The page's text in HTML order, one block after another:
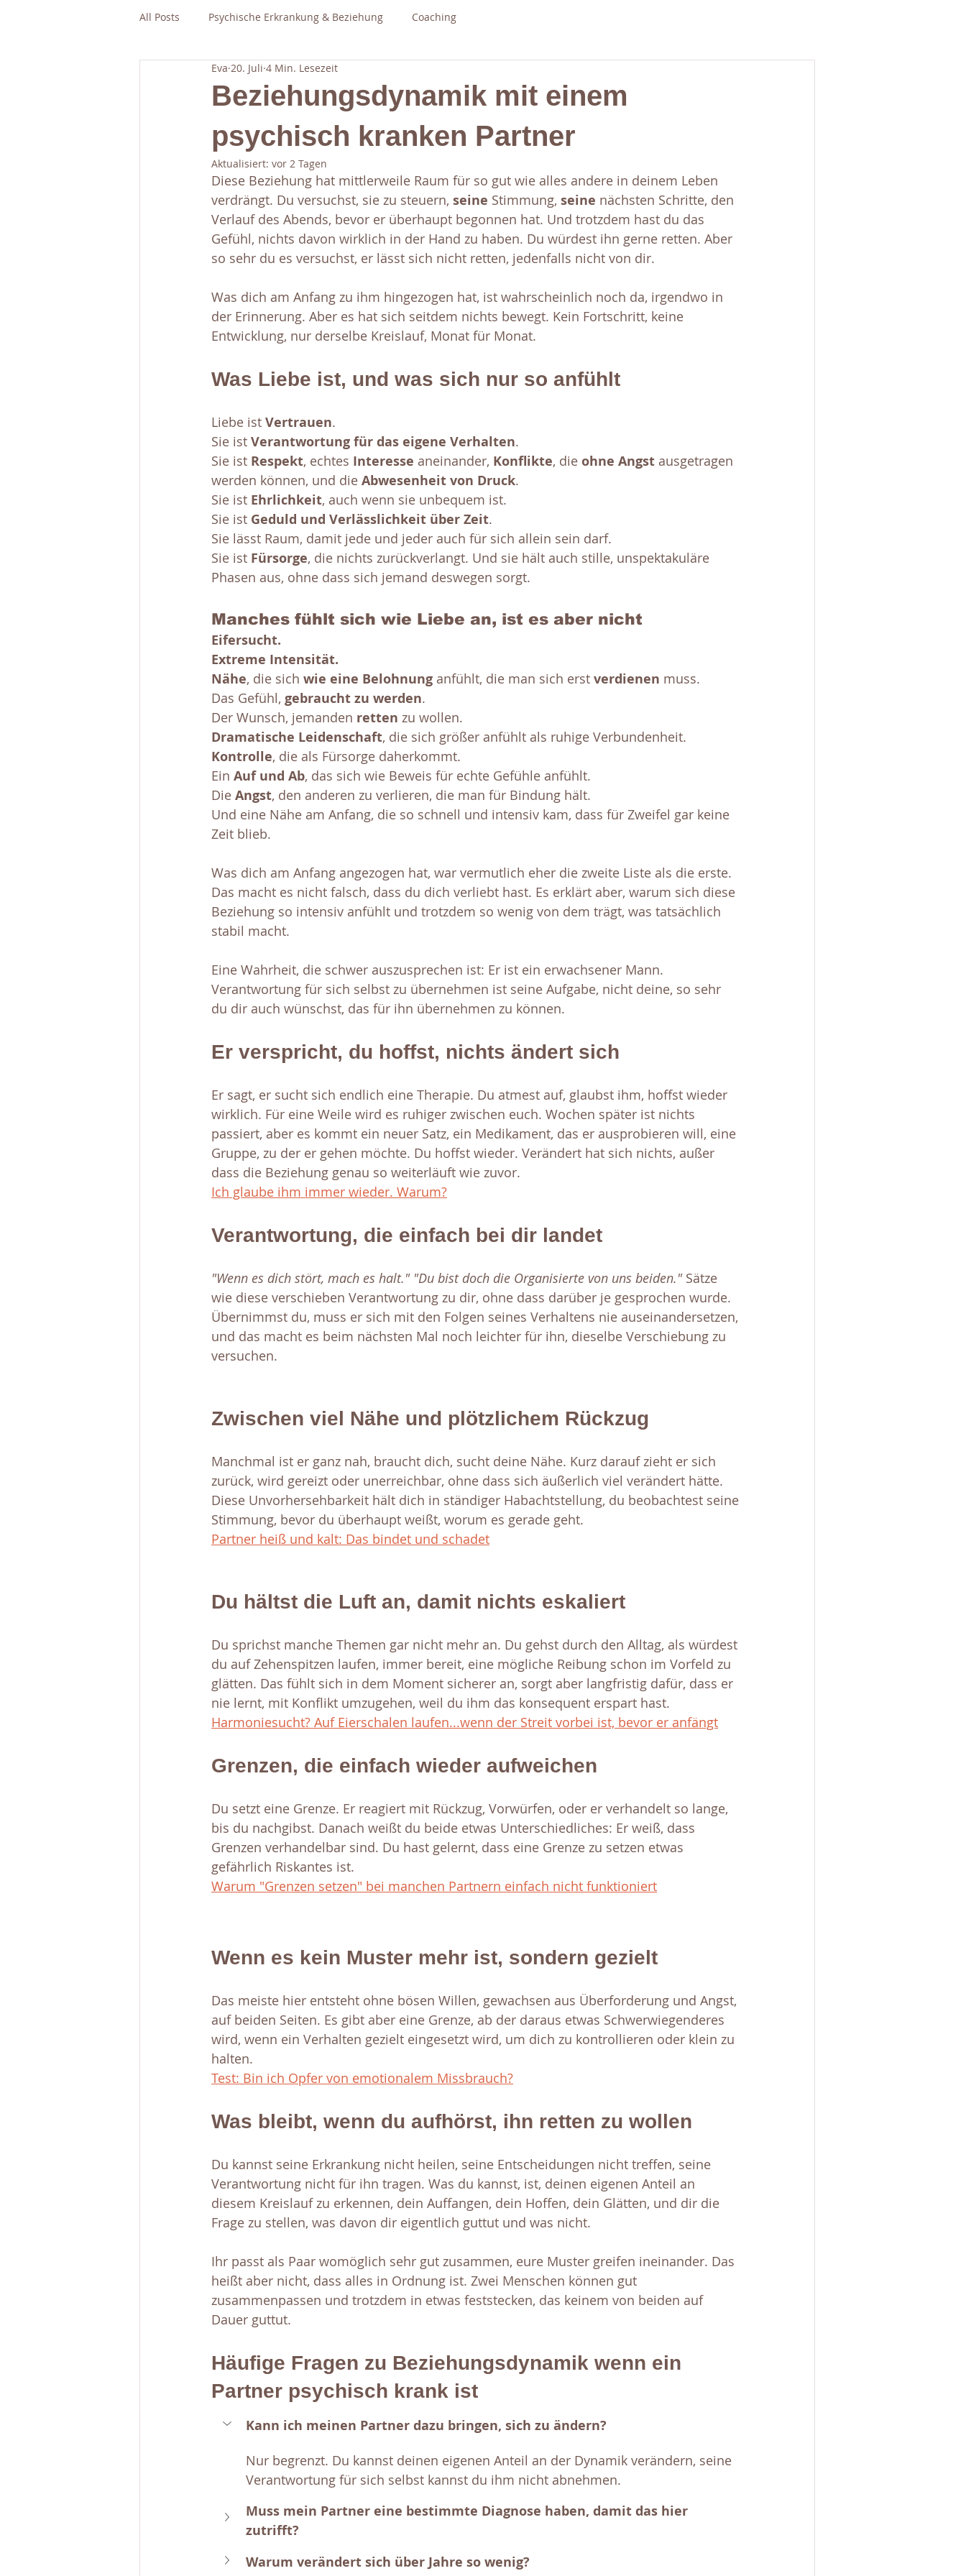
All Posts Psychische Erkrankung & Beziehung Coaching
Beziehungsdynamik mit einem
psychisch kranken Partner
Eva 20. Juli 4 Min. Lesezeit
Aktualisiert: vor 2 Tagen
Diese Beziehung hat mittlerweile Raum für so gut wie alles andere in deinem Leben
verdrängt. Du versuchst, sie zu steuern, seine Stimmung, seine nächsten Schritte, den
Verlauf des Abends, bevor er überhaupt begonnen hat. Und trotzdem hast du das
Gefühl, nichts davon wirklich in der Hand zu haben. Du würdest ihn gerne retten. Aber
so sehr du es versuchst, er lässt sich nicht retten, jedenfalls nicht von dir.
Was dich am Anfang zu ihm hingezogen hat, ist wahrscheinlich noch da, irgendwo in
der Erinnerung. Aber es hat sich seitdem nichts bewegt. Kein Fortschritt, keine
Entwicklung, nur derselbe Kreislauf, Monat für Monat.
Was Liebe ist, und was sich nur so anfühlt
Liebe ist Vertrauen.
Sie ist Verantwortung für das eigene Verhalten.
Sie ist Respekt, echtes Interesse aneinander, Konflikte, die ohne Angst ausgetragen
werden können, und die Abwesenheit von Druck.
Sie ist Ehrlichkeit, auch wenn sie unbequem ist.
Sie ist Geduld und Verlässlichkeit über Zeit.
Sie lässt Raum, damit jede und jeder auch für sich allein sein darf.
Sie ist Fürsorge, die nichts zurückverlangt. Und sie hält auch stille, unspektakuläre
Phasen aus, ohne dass sich jemand deswegen sorgt.
Manches fühlt sich wie Liebe an, ist es aber nicht
Eifersucht.
Extreme Intensität.
Nähe, die sich wie eine Belohnung anfühlt, die man sich erst verdienen muss.
Das Gefühl, gebraucht zu werden.
Der Wunsch, jemanden retten zu wollen.
Dramatische Leidenschaft, die sich größer anfühlt als ruhige Verbundenheit.
Kontrolle, die als Fürsorge daherkommt.
Ein Auf und Ab, das sich wie Beweis für echte Gefühle anfühlt.
Die Angst, den anderen zu verlieren, die man für Bindung hält.
Und eine Nähe am Anfang, die so schnell und intensiv kam, dass für Zweifel gar keine
Zeit blieb.
Was dich am Anfang angezogen hat, war vermutlich eher die zweite Liste als die erste.
Das macht es nicht falsch, dass du dich verliebt hast. Es erklärt aber, warum sich diese
Beziehung so intensiv anfühlt und trotzdem so wenig von dem trägt, was tatsächlich
stabil macht.
Eine Wahrheit, die schwer auszusprechen ist: Er ist ein erwachsener Mann.
Verantwortung für sich selbst zu übernehmen ist seine Aufgabe, nicht deine, so sehr
du dir auch wünschst, das für ihn übernehmen zu können.
Er verspricht, du hoffst, nichts ändert sich
Er sagt, er sucht sich endlich eine Therapie. Du atmest auf, glaubst ihm, hoffst wieder
wirklich. Für eine Weile wird es ruhiger zwischen euch. Wochen später ist nichts
passiert, aber es kommt ein neuer Satz, ein Medikament, das er ausprobieren will, eine
Gruppe, zu der er gehen möchte. Du hoffst wieder. Verändert hat sich nichts, außer
dass die Beziehung genau so weiterläuft wie zuvor.
Ich glaube ihm immer wieder. Warum?
Verantwortung, die einfach bei dir landet
"Wenn es dich stört, mach es halt." "Du bist doch die Organisierte von uns beiden." Sätze
wie diese verschieben Verantwortung zu dir, ohne dass darüber je gesprochen wurde.
Übernimmst du, muss er sich mit den Folgen seines Verhaltens nie auseinandersetzen,
und das macht es beim nächsten Mal noch leichter für ihn, dieselbe Verschiebung zu
versuchen.
Zwischen viel Nähe und plötzlichem Rückzug
Manchmal ist er ganz nah, braucht dich, sucht deine Nähe. Kurz darauf zieht er sich
zurück, wird gereizt oder unerreichbar, ohne dass sich äußerlich viel verändert hätte.
Diese Unvorhersehbarkeit hält dich in ständiger Habachtstellung, du beobachtest seine
Stimmung, bevor du überhaupt weißt, worum es gerade geht.
Partner heiß und kalt: Das bindet und schadet
Du hältst die Luft an, damit nichts eskaliert
Du sprichst manche Themen gar nicht mehr an. Du gehst durch den Alltag, als würdest
du auf Zehenspitzen laufen, immer bereit, eine mögliche Reibung schon im Vorfeld zu
glätten. Das fühlt sich in dem Moment sicherer an, sorgt aber langfristig dafür, dass er
nie lernt, mit Konflikt umzugehen, weil du ihm das konsequent erspart hast.
Harmoniesucht? Auf Eierschalen laufen...wenn der Streit vorbei ist, bevor er anfängt
Grenzen, die einfach wieder aufweichen
Du setzt eine Grenze. Er reagiert mit Rückzug, Vorwürfen, oder er verhandelt so lange,
bis du nachgibst. Danach weißt du beide etwas Unterschiedliches: Er weiß, dass
Grenzen verhandelbar sind. Du hast gelernt, dass eine Grenze zu setzen etwas
gefährlich Riskantes ist.
Warum "Grenzen setzen" bei manchen Partnern einfach nicht funktioniert
Wenn es kein Muster mehr ist, sondern gezielt
Das meiste hier entsteht ohne bösen Willen, gewachsen aus Überforderung und Angst,
auf beiden Seiten. Es gibt aber eine Grenze, ab der daraus etwas Schwerwiegenderes
wird, wenn ein Verhalten gezielt eingesetzt wird, um dich zu kontrollieren oder klein zu
halten.
Test: Bin ich Opfer von emotionalem Missbrauch?
Was bleibt, wenn du aufhörst, ihn retten zu wollen
Du kannst seine Erkrankung nicht heilen, seine Entscheidungen nicht treffen, seine
Verantwortung nicht für ihn tragen. Was du kannst, ist, deinen eigenen Anteil an
diesem Kreislauf zu erkennen, dein Auffangen, dein Hoffen, dein Glätten, und dir die
Frage zu stellen, was davon dir eigentlich guttut und was nicht.
Ihr passt als Paar womöglich sehr gut zusammen, eure Muster greifen ineinander. Das
heißt aber nicht, dass alles in Ordnung ist. Zwei Menschen können gut
zusammenpassen und trotzdem in etwas feststecken, das keinem von beiden auf
Dauer guttut.
Häufige Fragen zu Beziehungsdynamik wenn ein
Partner psychisch krank ist
Kann ich meinen Partner dazu bringen, sich zu ändern?
Nur begrenzt. Du kannst deinen eigenen Anteil an der Dynamik verändern, seine
Verantwortung für sich selbst kannst du ihm nicht abnehmen.
Muss mein Partner eine bestimmte Diagnose haben, damit das hier
zutrifft?
Warum verändert sich über Jahre so wenig?